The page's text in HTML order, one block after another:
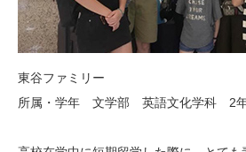
東谷ファミリー
所属・学年 文学部 英語文化学科 2